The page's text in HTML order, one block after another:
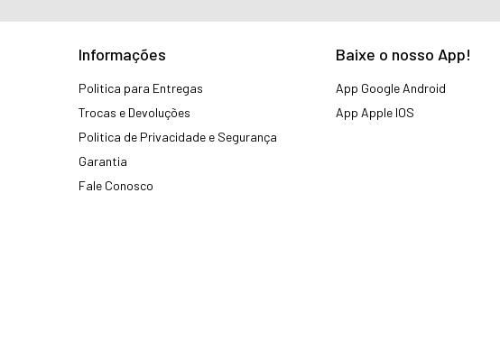
Informações
Politica para Entregas
Trocas e Devoluções
Politica de Privacidade e Segurança
Garantia
Fale Conosco
Baixe o nosso App!
App Google Android
App Apple IOS